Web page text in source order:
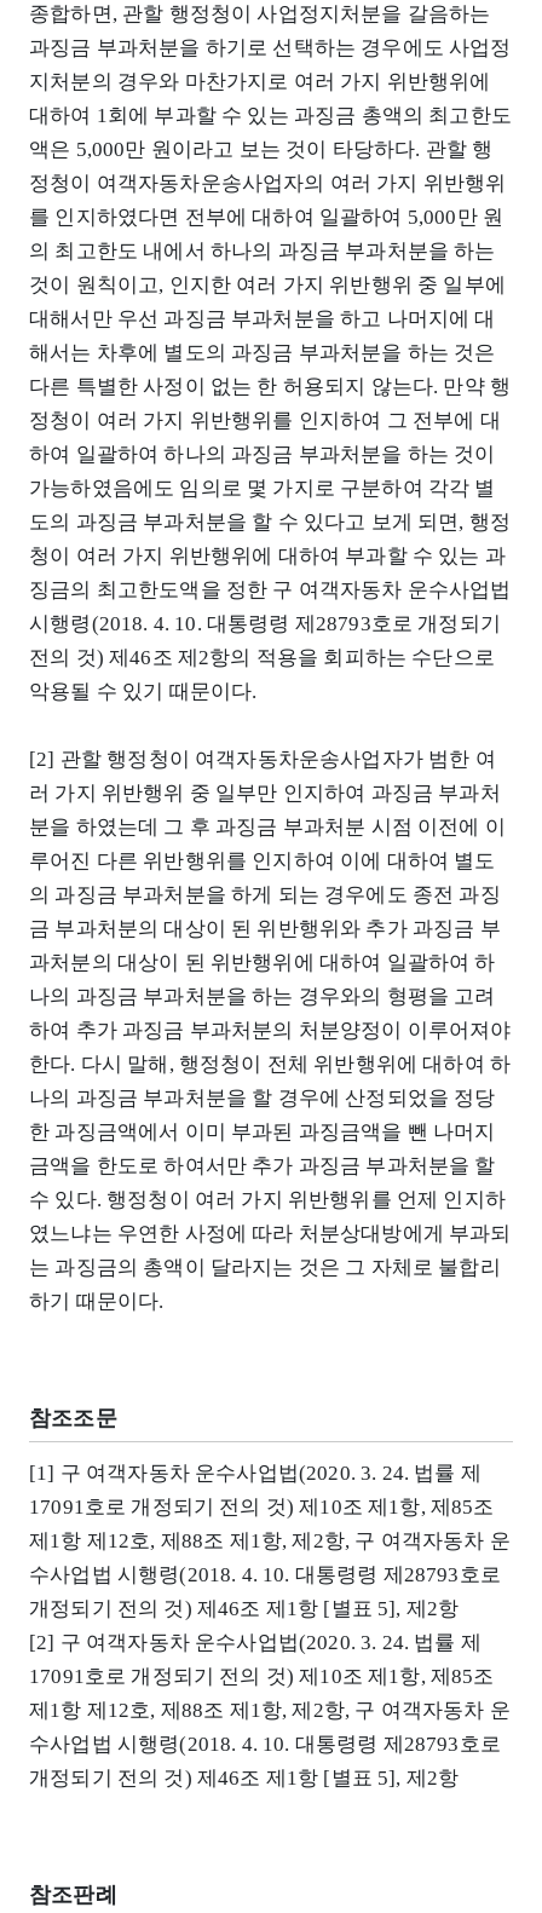
종합하면, 관할 행정청이 사업정지처분을 갈음하는
과징금 부과처분을 하기로 선택하는 경우에도 사업정
지처분의 경우와 마찬가지로 여러 가지 위반행위에
대하여 1회에 부과할 수 있는 과징금 총액의 최고한도
액은 5,000만 원이라고 보는 것이 타당하다. 관할 행
정청이 여객자동차운송사업자의 여러 가지 위반행위
를 인지하였다면 전부에 대하여 일괄하여 5,000만 원
의 최고한도 내에서 하나의 과징금 부과처분을 하는
것이 원칙이고, 인지한 여러 가지 위반행위 중 일부에
대해서만 우선 과징금 부과처분을 하고 나머지에 대
해서는 차후에 별도의 과징금 부과처분을 하는 것은
다른 특별한 사정이 없는 한 허용되지 않는다. 만약 행
정청이 여러 가지 위반행위를 인지하여 그 전부에 대
하여 일괄하여 하나의 과징금 부과처분을 하는 것이
가능하였음에도 임의로 몇 가지로 구분하여 각각 별
도의 과징금 부과처분을 할 수 있다고 보게 되면, 행정
청이 여러 가지 위반행위에 대하여 부과할 수 있는 과
징금의 최고한도액을 정한 구 여객자동차 운수사업법
시행령(2018. 4. 10. 대통령령 제28793호로 개정되기
전의 것) 제46조 제2항의 적용을 회피하는 수단으로
악용될 수 있기 때문이다.
[2] 관할 행정청이 여객자동차운송사업자가 범한 여
러 가지 위반행위 중 일부만 인지하여 과징금 부과처
분을 하였는데 그 후 과징금 부과처분 시점 이전에 이
루어진 다른 위반행위를 인지하여 이에 대하여 별도
의 과징금 부과처분을 하게 되는 경우에도 종전 과징
금 부과처분의 대상이 된 위반행위와 추가 과징금 부
과처분의 대상이 된 위반행위에 대하여 일괄하여 하
나의 과징금 부과처분을 하는 경우와의 형평을 고려
하여 추가 과징금 부과처분의 처분양정이 이루어져야
한다. 다시 말해, 행정청이 전체 위반행위에 대하여 하
나의 과징금 부과처분을 할 경우에 산정되었을 정당
한 과징금액에서 이미 부과된 과징금액을 뺀 나머지
금액을 한도로 하여서만 추가 과징금 부과처분을 할
수 있다. 행정청이 여러 가지 위반행위를 언제 인지하
였느냐는 우연한 사정에 따라 처분상대방에게 부과되
는 과징금의 총액이 달라지는 것은 그 자체로 불합리
하기 때문이다.
참조조문
[1] 구 여객자동차 운수사업법(2020. 3. 24. 법률 제
17091호로 개정되기 전의 것) 제10조 제1항, 제85조
제1항 제12호, 제88조 제1항, 제2항, 구 여객자동차 운
수사업법 시행령(2018. 4. 10. 대통령령 제28793호로
개정되기 전의 것) 제46조 제1항 [별표 5], 제2항
[2] 구 여객자동차 운수사업법(2020. 3. 24. 법률 제
17091호로 개정되기 전의 것) 제10조 제1항, 제85조
제1항 제12호, 제88조 제1항, 제2항, 구 여객자동차 운
수사업법 시행령(2018. 4. 10. 대통령령 제28793호로
개정되기 전의 것) 제46조 제1항 [별표 5], 제2항
참조판례